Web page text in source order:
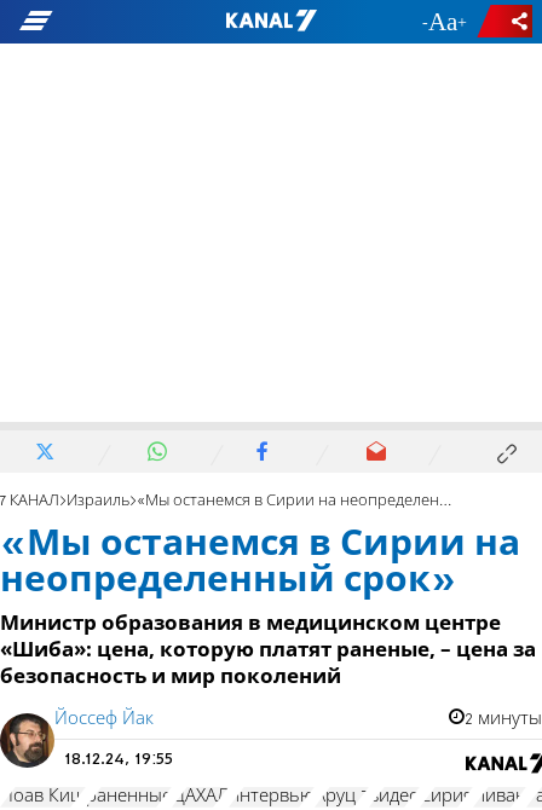
- +
7 КАНАЛ Израиль «Мы останемся в Сирии на неопределенный срок»
«Мы останемся в Сирии на
неопределенный срок»
Министр образования в медицинском центре
«Шиба»: цена, которую платят раненые, – цена за
безопасность и мир поколений
Йоссеф Йак 2 минуты
18.12.24, 19:55
Йоав Киш раненные ЦАХАЛ интервью Аруц 7 видео Сирия Ливан